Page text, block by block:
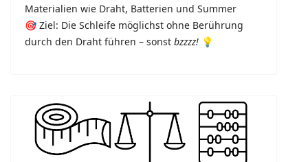
Materialien wie Draht, Batterien und Summer
🎯 Ziel: Die Schleife möglichst ohne Berührung
durch den Draht führen – sonst bzzzz! 💡